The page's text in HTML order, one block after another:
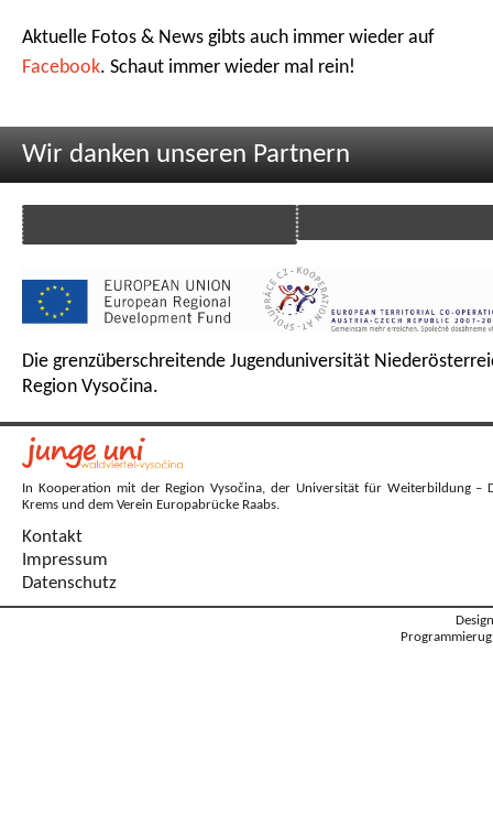
Aktuelle Fotos & News gibts auch immer wieder auf
Facebook. Schaut immer wieder mal rein!
Wir danken unseren Partnern
Die grenzüberschreitende Jugenduniversität
Region Vysočina.
In Kooperation mit der Region Vysočina, der Universität für Weiterbildung –
Krems und dem Verein Europabrücke Raabs.
Kontakt
Impressum
Datenschutz